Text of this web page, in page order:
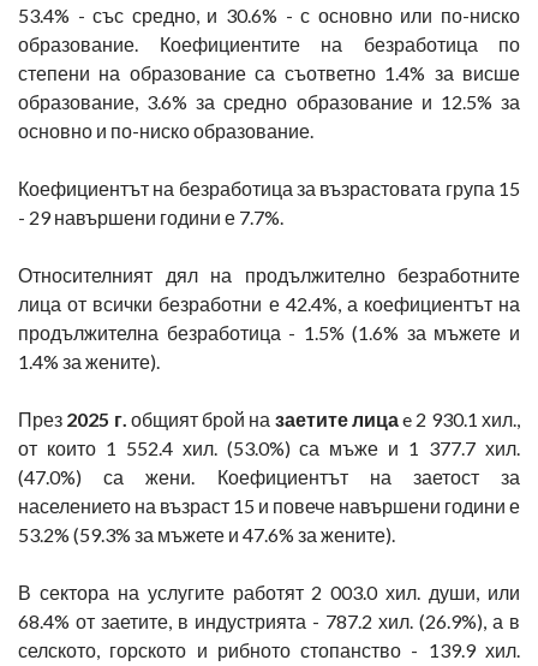
53.4% - със средно, и 30.6% - с основно или по-ниско
образование. Коефициентите на безработица по
степени на образование са съответно 1.4% за висше
образование, 3.6% за средно образование и 12.5% за
основно и по-ниско образование.
Коефициентът на безработица за възрастовата група 15
- 29 навършени години е 7.7%.
Относителният дял на продължително безработните
лица от всички безработни е 42.4%, а коефициентът на
продължителна безработица - 1.5% (1.6% за мъжете и
1.4% за жените).
През 2025 г. общият брой на заетите лицаe 2 930.1 хил.,
от които 1 552.4 хил. (53.0%) са мъже и 1 377.7 хил.
(47.0%) са жени. Коефициентът на заетост за
населението на възраст 15 и повече навършени години е
53.2% (59.3% за мъжете и 47.6% за жените).
В сектора на услугите работят 2 003.0 хил. души, или
68.4% от заетите, в индустрията - 787.2 хил. (26.9%), а в
селското, горското и рибното стопанство - 139.9 хил.